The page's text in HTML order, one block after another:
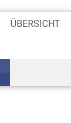
ÜBERSICHT